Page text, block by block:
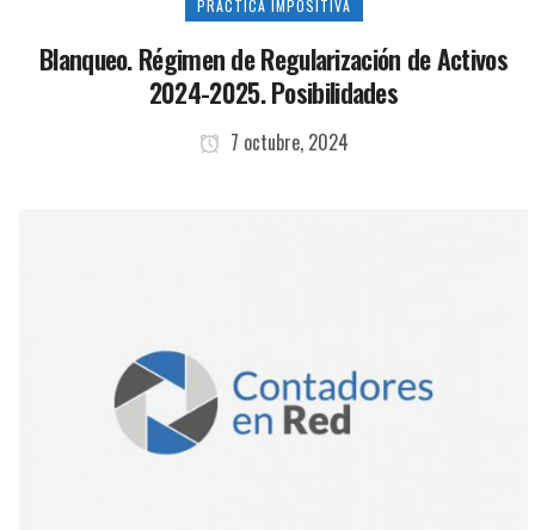
PRÁCTICA IMPOSITIVA
Blanqueo. Régimen de Regularización de Activos
2024-2025. Posibilidades
7 octubre, 2024